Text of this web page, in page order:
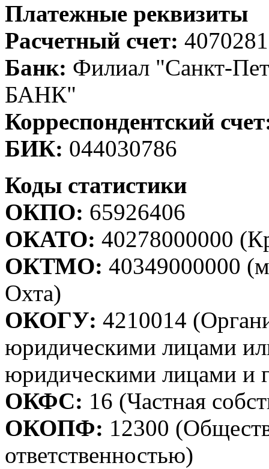
Платежные реквизиты
Расчетный счет:
Банк: Филиал "Санкт-
БАНК"
Корреспондентский
БИК: 044030786
Коды статистики
ОКПО: 65926406
ОКАТО: 40278000000
ОКТМО: 40349000000
Охта)
ОКОГУ: 4210014
юридическими лицами
юридическими лицами и
ОКФС: 16 (Частная
ОКОПФ: 12300
ответственностью)